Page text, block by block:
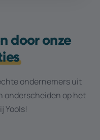
door onze
ondernemers uit
onderscheiden op het
Yools!